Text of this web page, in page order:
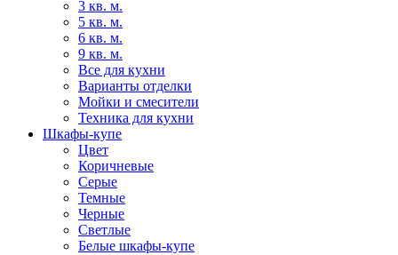
3 кв. м.
5 кв. м.
6 кв. м.
9 кв. м.
Все для кухни
Варианты отделки
Мойки и смесители
Техника для кухни
Шкафы-купе
Цвет
Коричневые
Серые
Темные
Черные
Светлые
Белые шкафы-купе